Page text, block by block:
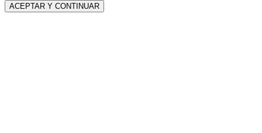
ACEPTAR Y CONTINUAR